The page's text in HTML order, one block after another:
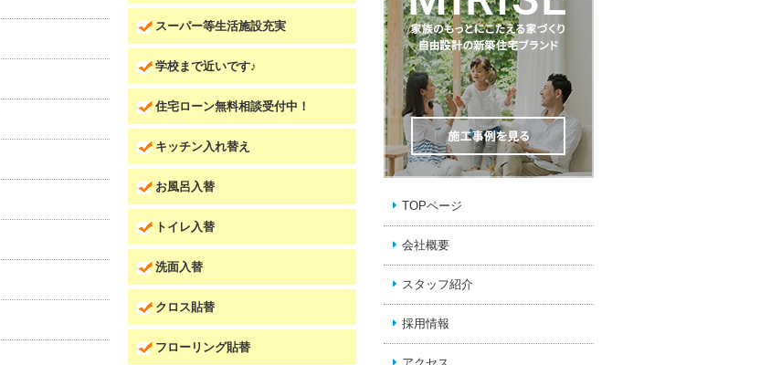
スーパー等生活施設充実
学校まで近いです♪
住宅ローン無料相談受付中！
キッチン入れ替え
お風呂入替
トイレ入替
洗面入替
クロス貼替
フローリング貼替
TOPページ
会社概要
スタッフ紹介
採用情報